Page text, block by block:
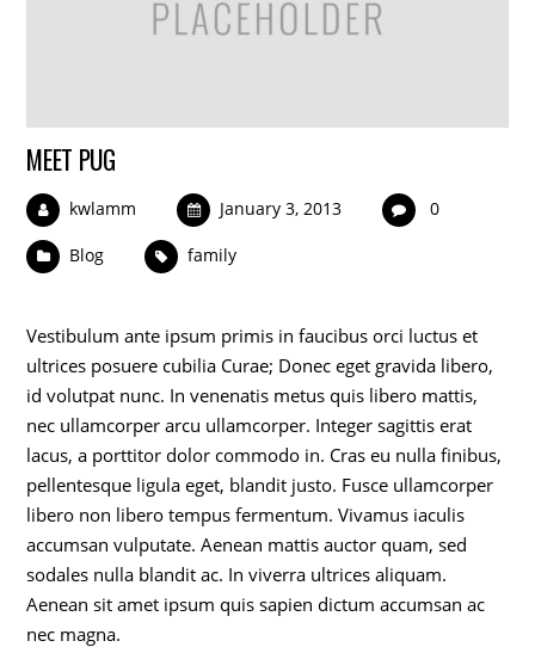
MEET PUG
kwlamm January 3, 2013 0
Blog family
Vestibulum ante ipsum primis in faucibus orci luctus et
ultrices posuere cubilia Curae; Donec eget gravida libero,
id volutpat nunc. In venenatis metus quis libero mattis,
nec ullamcorper arcu ullamcorper. Integer sagittis erat
lacus, a porttitor dolor commodo in. Cras eu nulla finibus,
pellentesque ligula eget, blandit justo. Fusce ullamcorper
libero non libero tempus fermentum. Vivamus iaculis
accumsan vulputate. Aenean mattis auctor quam, sed
sodales nulla blandit ac. In viverra ultrices aliquam.
Aenean sit amet ipsum quis sapien dictum accumsan ac
nec magna.